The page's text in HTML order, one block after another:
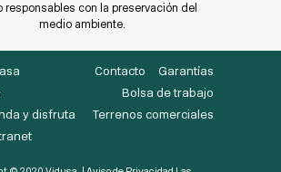
responsables con la preservación del
medio ambiente.
y disfruta
Contacto
Garantías
Bolsa de trabajo
Terrenos comerciales